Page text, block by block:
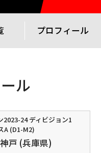
プロフィール
ル
24 ディビジョン1
A (D1-M2)
戸 (兵庫県)